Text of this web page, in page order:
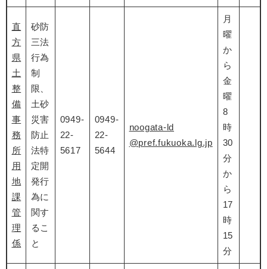
直
方
県
土
整
備
事
務
所
用
地
課
管
理
係
砂防
三法
行為
制
限、
土砂
災害
防止
法特
定開
発行
為に
関す
るこ
と
0949-
22-
5617
0949-
22-
5644
noogata-ld
@pref.fukuoka.lg.jp
月
曜
か
ら
金
曜
8
時
30
分
か
ら
17
時
15
分